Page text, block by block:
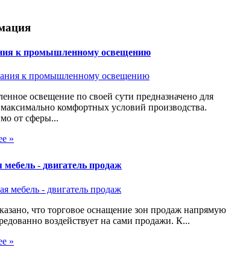
к промышленному освещению
освещение по своей сути предназначено для
максимально комфортных условий производства.
от сферы...
»
мебель - двигатель продаж
что торговое оснащение зон продаж напрямую
воздействует на сами продажи. К...
»